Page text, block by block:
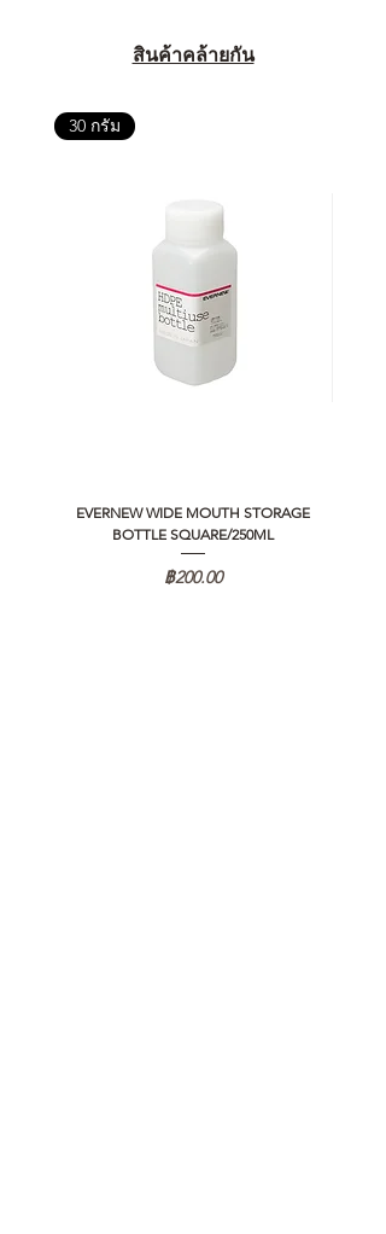
สินค้าคล้ายกัน
30 กรัม
EVERNEW WIDE MOUTH STORAGE
BOTTLE SQUARE/250ML
ราคา
฿200.00